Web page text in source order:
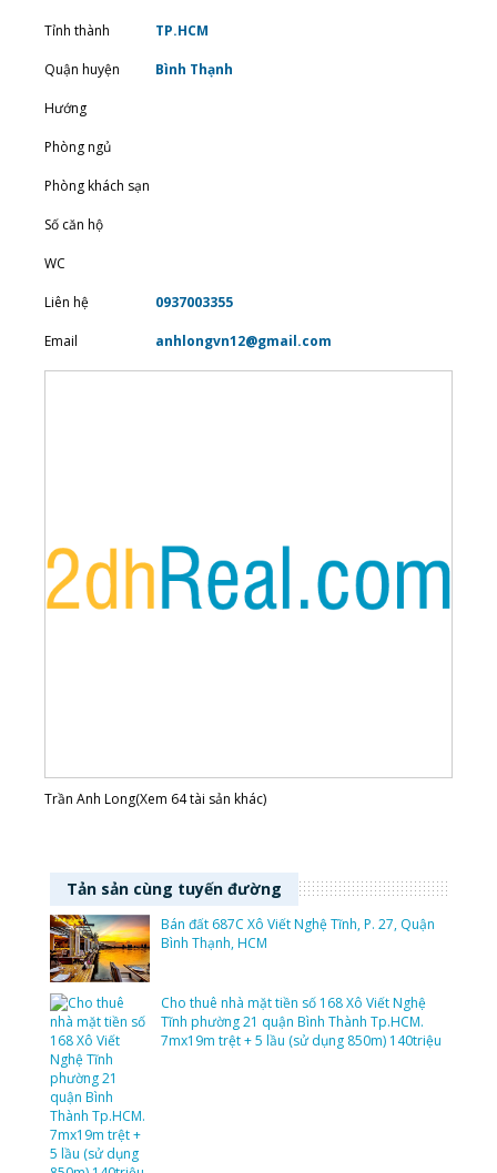
Tỉnh thành TP.HCM
Quận huyện Bình Thạnh
Hướng
Phòng ngủ
Phòng khách sạn
Số căn hộ
WC
Liên hệ 0937003355
Email anhlongvn12@gmail.com
Trần Anh Long(Xem 64 tài sản khác)
Tản sản cùng tuyến đường
Bán đất 687C Xô Viết Nghệ Tĩnh, P. 27, Quận
Bình Thạnh, HCM
Cho thuê nhà mặt tiền số 168 Xô Viết Nghệ
Tĩnh phường 21 quận Bình Thành Tp.HCM.
7mx19m trệt + 5 lầu (sử dụng 850m) 140triệu